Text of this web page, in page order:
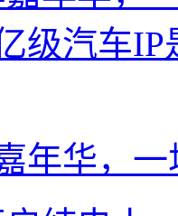
年华，